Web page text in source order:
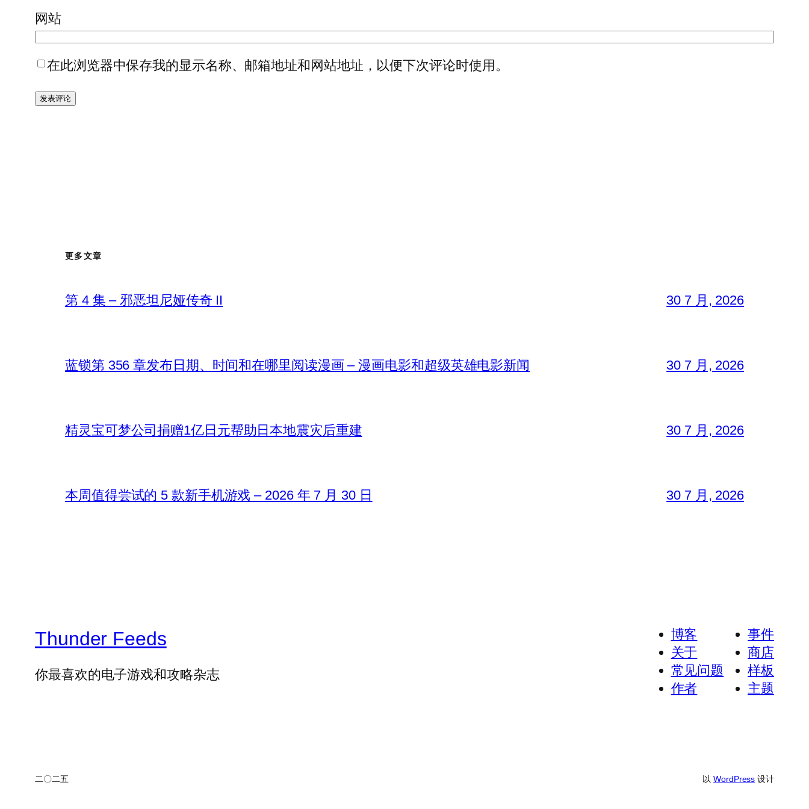
网站
在此浏览器中保存我的显示名称、邮箱地址和网站地址，以便下次评论时使用。
更多文章
第 4 集 – 邪恶坦尼娅传奇 II 30 7 月, 2026
蓝锁第 356 章发布日期、时间和在哪里阅读漫画 – 漫画电影和超级英雄电影新闻 30 7 月, 2026
精灵宝可梦公司捐赠1亿日元帮助日本地震灾后重建 30 7 月, 2026
本周值得尝试的 5 款新手机游戏 – 2026 年 7 月 30 日 30 7 月, 2026
Thunder Feeds
你最喜欢的电子游戏和攻略杂志
博客
关于
常见问题
作者
事件
商店
样板
主题
二〇二五 以WordPress 设计